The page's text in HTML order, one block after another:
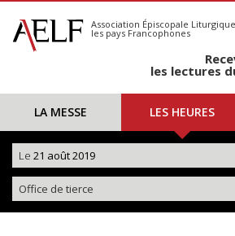
S'abonner
Calendrier
Association Épiscopale Liturgique
les pays Francophones
les lectures
LA MESSE LES HEURES
Le 21 août 2019
Office de tierce